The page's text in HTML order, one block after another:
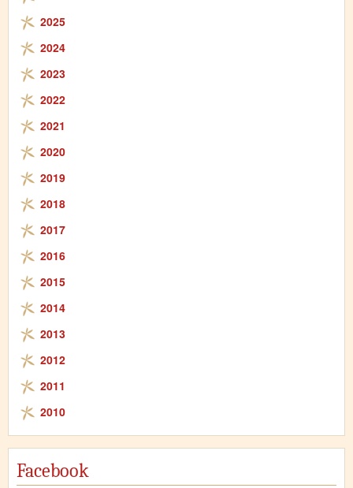
2025
2024
2023
2022
2021
2020
2019
2018
2017
2016
2015
2014
2013
2012
2011
2010
Facebook